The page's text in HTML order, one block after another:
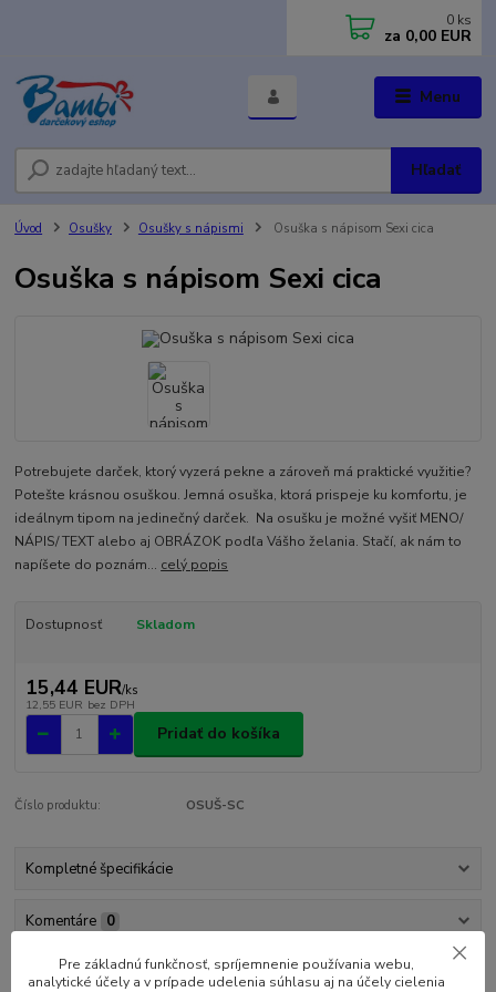
Menu
Hľadať
0 ks
za 0,00 EUR
Úvod Osušky Osušky s nápismi Osuška s nápisom Sexi cica
Osuška s nápisom Sexi cica
Potrebujete darček, ktorý vyzerá pekne a zároveň má praktické využitie?
Potešte krásnou osuškou. Jemná osuška, ktorá prispeje ku komfortu, je
ideálnym tipom na jedinečný darček. Na osušku je možné vyšiť MENO/
NÁPIS/ TEXT alebo aj OBRÁZOK podľa Vášho želania. Stačí, ak nám to
napíšete do poznám... celý popis
Dostupnosť Skladom
15,44 EUR/ks
12,55 EUR bez DPH
Pridať do košíka
Číslo produktu: OSUŠ-SC
Kompletné špecifikácie
Komentáre 0
Pre základnú funkčnosť, spríjemnenie používania webu,
analytické účely a v prípade udelenia súhlasu aj na účely cielenia